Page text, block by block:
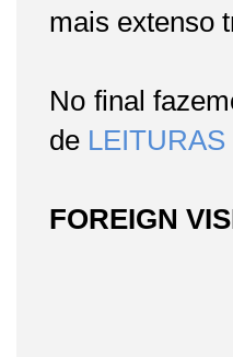
mais extenso
No final
de LEITURAS
FOREIGN